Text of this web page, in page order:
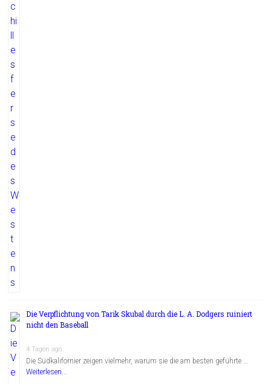
Die Verpflichtung von Tarik Skubal durch die L. A. Dodgers ruiniert
nicht den Baseball
4 Tagen ago
Die Südkalifornier zeigen vielmehr, warum sie die am besten geführte …
Weiterlesen...